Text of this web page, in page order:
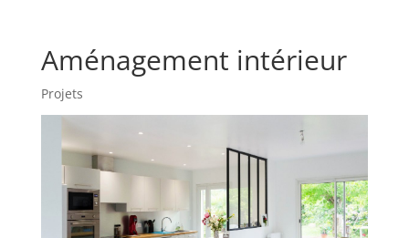
Aménagement intérieur
Projets